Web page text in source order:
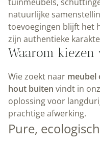
natuurlijke
toevoegingen blijft het
zijn authentieke
Waarom kiezen
Wie zoekt naar meubel
hout buiten vindt in
oplossing voor
prachtige afwerking.
Pure,